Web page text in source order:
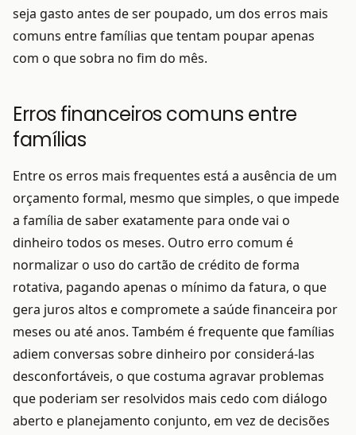
seja gasto antes de ser poupado, um dos erros mais
comuns entre famílias que tentam poupar apenas
com o que sobra no fim do mês.
Erros financeiros comuns entre
famílias
Entre os erros mais frequentes está a ausência de um
orçamento formal, mesmo que simples, o que impede
a família de saber exatamente para onde vai o
dinheiro todos os meses. Outro erro comum é
normalizar o uso do cartão de crédito de forma
rotativa, pagando apenas o mínimo da fatura, o que
gera juros altos e compromete a saúde financeira por
meses ou até anos. Também é frequente que famílias
adiem conversas sobre dinheiro por considerá-las
desconfortáveis, o que costuma agravar problemas
que poderiam ser resolvidos mais cedo com diálogo
aberto e planejamento conjunto, em vez de decisões